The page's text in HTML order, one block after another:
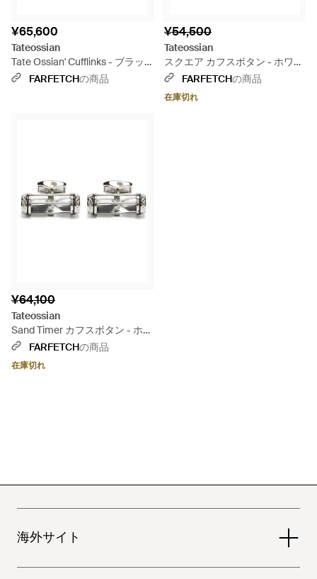
¥65,600
Tateossian
Tate Ossian' Cufflinks - ブラッ
ク
FARFETCHの商品
¥54,500
Tateossian
スクエア カフスボタン - ホワイ
ト
FARFETCHの商品
在庫切れ
¥64,100
Tateossian
Sand Timer カフスボタン - ホワ
イトFARFETCHの商品
在庫切れ
海外サイト